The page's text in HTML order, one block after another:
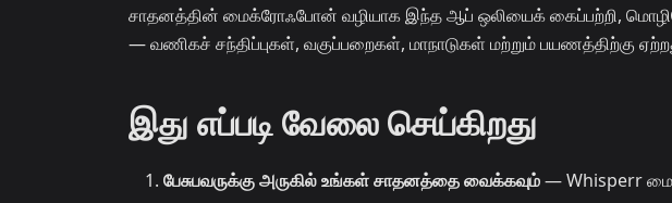
சாதனத்தின் மைக்ரோஃபோன் வழியாக இந்த ஆப் ஒலியைக் கைப்பற்றி,
— வணிகச் சந்திப்புகள், வகுப்பறைகள், மாநாடுகள் மற்றும் பயணத்திற்கு
இது எப்படி வேலை செய்கிறது
பேசுபவருக்கு அருகில் உங்கள் சாதனத்தை வைக்கவும்— Whisperr